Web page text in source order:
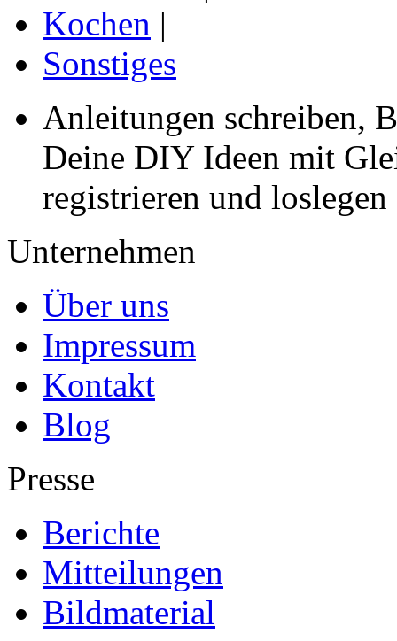
Kochen |
Sonstiges
Anleitungen schreiben,
Deine DIY Ideen mit
registrieren und loslegen
Unternehmen
Über uns
Impressum
Kontakt
Blog
Presse
Berichte
Mitteilungen
Bildmaterial